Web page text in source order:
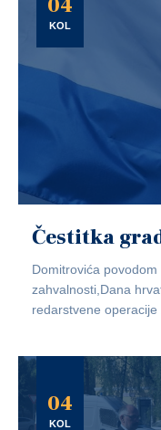
KOL
Čestitka
Domitrovića
zahvalnosti,Dana
redarstvene operacije
04
KOL